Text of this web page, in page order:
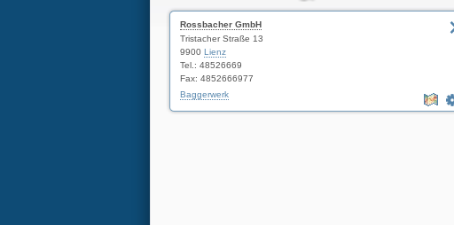
Rossbacher GmbH
Tristacher Straße 13
9900 Lienz
Tel.: 48526669
Fax: 4852666977
Baggerwerk